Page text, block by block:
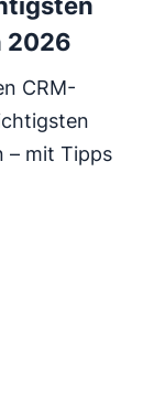
2026
CRM-
– mit Tipps